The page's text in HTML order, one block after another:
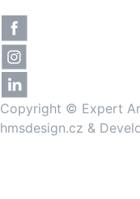
Copyright © Expert
hmsdesign.cz &